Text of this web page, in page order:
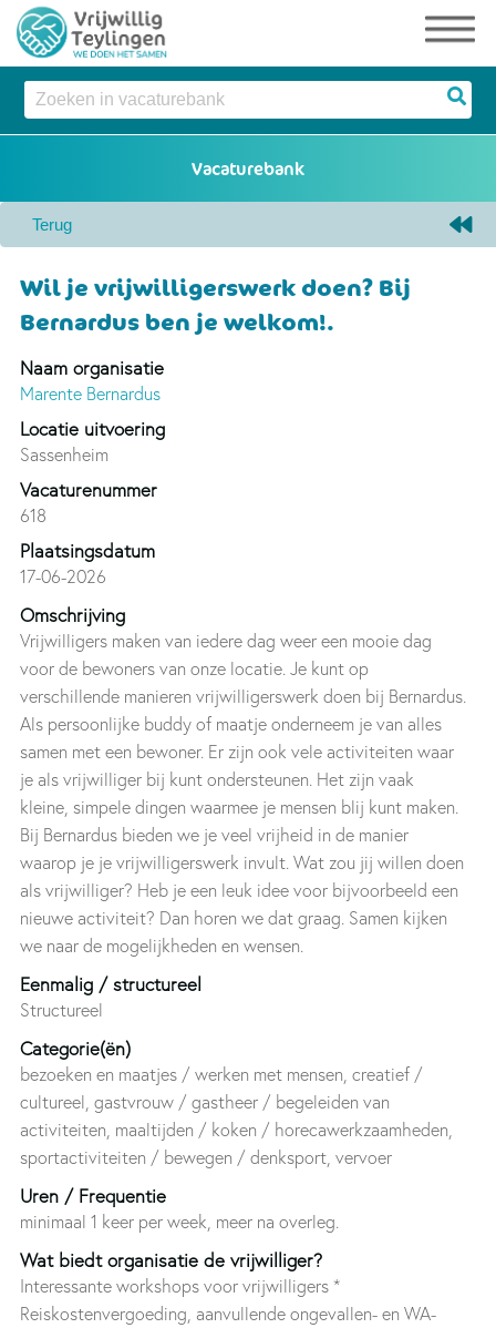
Wil je vrijwilligerswerk doen? Bij
Bernardus ben je welkom!.
Naam organisatie
Marente Bernardus
Locatie uitvoering
Sassenheim
Vacaturenummer
618
Plaatsingsdatum
17-06-2026
Omschrijving
Vrijwilligers maken van iedere dag weer een mooie dag
voor de bewoners van onze locatie. Je kunt op
verschillende manieren vrijwilligerswerk doen bij Bernardus.
Als persoonlijke buddy of maatje onderneem je van alles
samen met een bewoner. Er zijn ook vele activiteiten waar
je als vrijwilliger bij kunt ondersteunen. Het zijn vaak
kleine, simpele dingen waarmee je mensen blij kunt maken.
Bij Bernardus bieden we je veel vrijheid in de manier
waarop je je vrijwilligerswerk invult. Wat zou jij willen doen
als vrijwilliger? Heb je een leuk idee voor bijvoorbeeld een
nieuwe activiteit? Dan horen we dat graag. Samen kijken
we naar de mogelijkheden en wensen.
Eenmalig / structureel
Structureel
Categorie(ën)
bezoeken en maatjes / werken met mensen, creatief /
cultureel, gastvrouw / gastheer / begeleiden van
activiteiten, maaltijden / koken / horecawerkzaamheden,
sportactiviteiten / bewegen / denksport, vervoer
Uren / Frequentie
minimaal 1 keer per week, meer na overleg.
Wat biedt organisatie de vrijwilliger?
Interessante workshops voor vrijwilligers *
Reiskostenvergoeding, aanvullende ongevallen- en WA-